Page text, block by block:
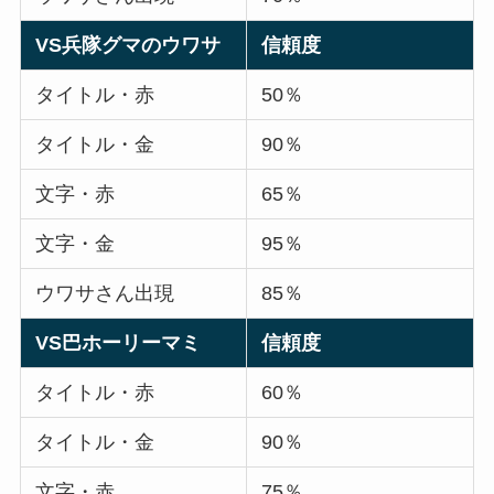
VS兵隊グマのウワサ 信頼度
タイトル・赤 50％
タイトル・金 90％
文字・赤 65％
文字・金 95％
ウワサさん出現 85％
VS巴ホーリーマミ 信頼度
タイトル・赤 60％
タイトル・金 90％